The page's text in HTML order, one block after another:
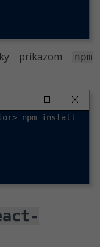
príkazom
npm
npm install